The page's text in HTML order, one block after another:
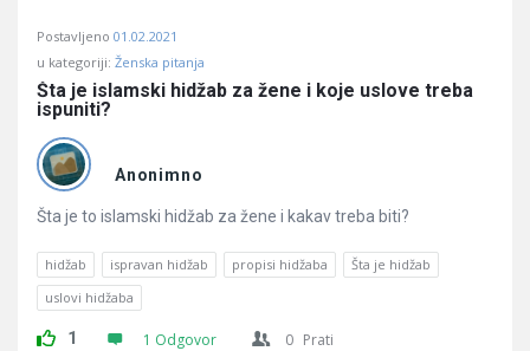
Postavljeno 01.02.2021
u kategoriji: Ženska pitanja
Šta je islamski hidžab za žene i koje uslove treba
ispuniti?
Anonimno
Šta je to islamski hidžab za žene i kakav treba biti?
hidžab ispravan hidžab propisi hidžaba
Šta je hidžab
uslovi hidžaba
1 1 Odgovor 0 Prati